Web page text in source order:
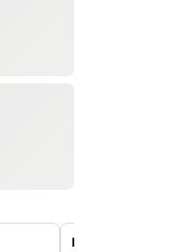
Rum med bubbelbad